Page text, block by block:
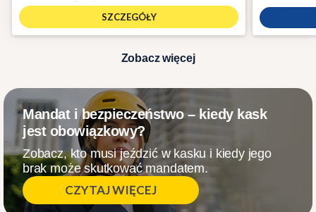
SZCZEGÓŁY
Zobacz więcej
Mandat i bezpieczeństwo – kiedy kask
jest obowiązkowy?
Zobacz, kto musi jeździć w kasku i kiedy jego
brak może skutkować mandatem.
CZYTAJ WIĘCEJ